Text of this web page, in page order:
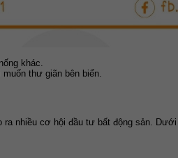
khác.
thư giãn bên biển.
nhiều cơ hội đầu tư bất động sản.